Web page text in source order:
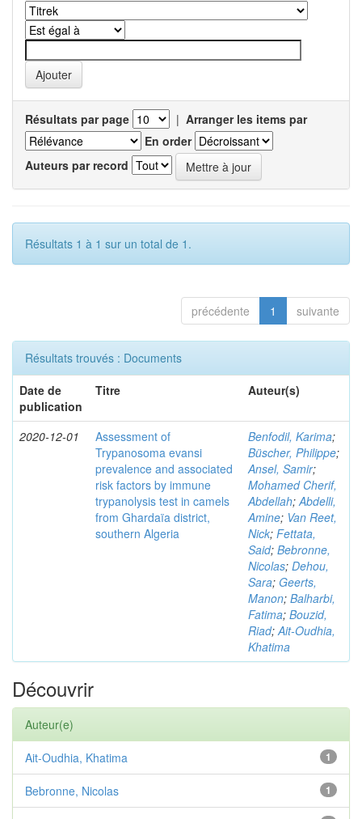
Résultats par page | Arranger les items par
En order
Auteurs par record
Résultats 1 à 1 sur un total de 1.
précédente 1 suivante
Résultats trouvés : Documents
Date de
publication
Titre Auteur(s)
2020-12-01
Assessment of
Trypanosoma evansi
prevalence and associated
risk factors by immune
trypanolysis test in camels
from Ghardaïa district,
southern Algeria
Benfodil, Karima;
Büscher, Philippe;
Ansel, Samir;
Mohamed Cherif,
Abdellah;Abdelli,
Amine; Van Reet,
Nick; Fettata,
Said; Bebronne,
Nicolas; Dehou,
Sara; Geerts,
Manon; Balharbi,
Fatima; Bouzid,
Riad;Ait-Oudhia,
Khatima
Découvrir
Auteur(e)
1
Ait-Oudhia, Khatima
1
Bebronne, Nicolas